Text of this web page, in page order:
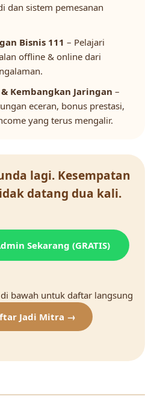
dan sistem pemesanan
Bisnis 111 – Pelajari
offline & online dari
Kembangkan Jaringan –
eceran, bonus prestasi,
yang terus mengalir.
lagi. Kesempatan
datang dua kali.
Sekarang (GRATIS)
bawah untuk daftar langsung
Jadi Mitra →